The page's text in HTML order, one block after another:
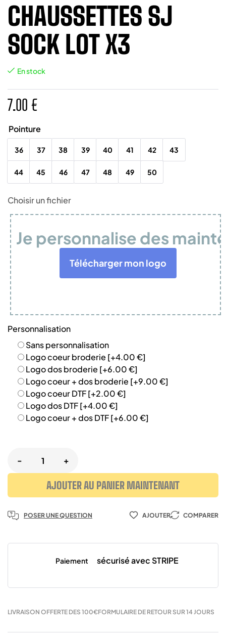
CHAUSSETTES SJ
SOCK LOT X3
En stock
7.00 €
Pointure
36 37 38 39 40 41 42 43
44 45 46 47 48 49 50
Choisir un fichier
Je personnalise des
Télécharger mon logo
Personnalisation
Sans personnalisation
Logo coeur broderie [+4.00 €]
Logo dos broderie [+6.00 €]
Logo coeur + dos broderie [+9.00 €]
Logo coeur DTF[+2.00 €]
Logo dos DTF[+4.00 €]
Logo coeur + dos DTF[+6.00 €]
- +
AJOUTER AU PANIER MAINTENANT
POSER UNE QUESTION AJOUTER COMPARER
Paiement sécurisé avec STRIPE
LIVRAISON OFFERTE DES 100€FORMULAIRE DE RETOUR SUR 14 JOURS